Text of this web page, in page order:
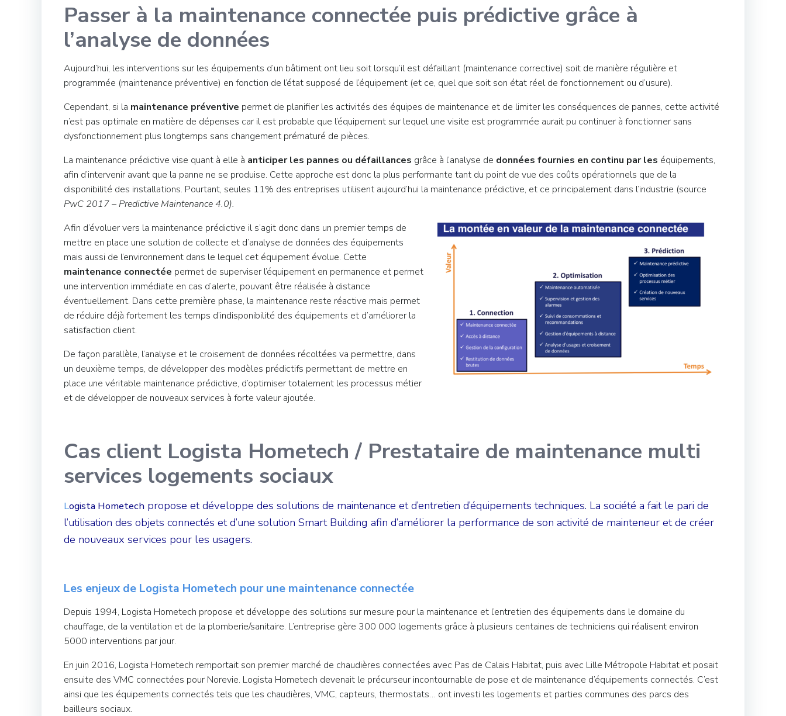
Passer à la maintenance connectée puis prédictive grâce à
l’analyse de données
Aujourd’hui, les interventions sur les équipements d’un bâtiment ont lieu soit lorsqu’il est défaillant (maintenance corrective) soit de manière régulière et
programmée (maintenance préventive) en fonction de l’état supposé de l’équipement (et ce, quel que soit son état réel de fonctionnement ou d’usure).
Cependant, si la maintenance préventive permet de planifier les activités des équipes de maintenance et de limiter les conséquences de pannes, cette activité
n’est pas optimale en matière de dépenses car il est probable que l’équipement sur lequel une visite est programmée aurait pu continuer à fonctionner sans
dysfonctionnement plus longtemps sans changement prématuré de pièces.
La maintenance prédictive vise quant à elle à anticiper les pannes ou défaillances grâce à l’analyse de données fournies en continu par les équipements,
afin d’intervenir avant que la panne ne se produise. Cette approche est donc la plus performante tant du point de vue des coûts opérationnels que de la
disponibilité des installations. Pourtant, seules 11% des entreprises utilisent aujourd’hui la maintenance prédictive, et ce principalement dans l’industrie (source
PwC 2017– Predictive Maintenance 4.0).
Afin d’évoluer vers la maintenance prédictive il s’agit donc dans un premier temps de
mettre en place une solution de collecte et d’analyse de données des équipements
mais aussi de l’environnement dans le lequel cet équipement évolue. Cette
maintenance connectée permet de superviser l’équipement en permanence et permet
une intervention immédiate en cas d’alerte, pouvant être réalisée à distance
éventuellement. Dans cette première phase, la maintenance reste réactive mais permet
de réduire déjà fortement les temps d’indisponibilité des équipements et d’améliorer la
satisfaction client.
De façon parallèle, l’analyse et le croisement de données récoltées va permettre, dans
un deuxième temps, de développer des modèles prédictifs permettant de mettre en
place une véritable maintenance prédictive, d’optimiser totalement les processus métier
et de développer de nouveaux services à forte valeur ajoutée.
Cas client Logista Hometech / Prestataire de maintenance multi
services logements sociaux
Logista Hometech propose et développe des solutions de maintenance et d’entretien d’équipements techniques. La société a fait le pari de
l’utilisation des objets connectés et d’une solution Smart Building afin d’améliorer la performance de son activité de mainteneur et de créer
de nouveaux services pour les usagers.
Les enjeux de Logista Hometech pour une maintenance connectée
Depuis 1994, Logista Hometech propose et développe des solutions sur mesure pour la maintenance et l’entretien des équipements dans le domaine du
chauffage, de la ventilation et de la plomberie/sanitaire. L’entreprise gère 300 000 logements grâce à plusieurs centaines de techniciens qui réalisent environ
5000 interventions par jour.
En juin 2016, Logista Hometech remportait son premier marché de chaudières connectées avec Pas de Calais Habitat, puis avec Lille Métropole Habitat et posait
ensuite des VMC connectées pour Norevie. Logista Hometech devenait le précurseur incontournable de pose et de maintenance d’équipements connectés. C’est
ainsi que les équipements connectés tels que les chaudières, VMC, capteurs, thermostats… ont investi les logements et parties communes des parcs des
bailleurs sociaux.